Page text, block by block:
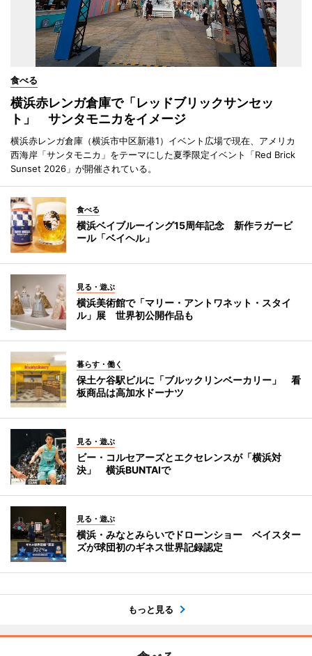
食べる
横浜赤レンガ倉庫で「レッドブリックサンセッ
ト」 サンタモニカをイメージ
横浜赤レンガ倉庫（横浜市中区新港1）イベント広場で現在、アメリカ
西海岸「サンタモニカ」をテーマにした夏季限定イベント「Red Brick
Sunset 2026」が開催されている。
食べる
横浜ベイブルーイング15周年記念 新作ラガービ
ール「ベイヘル」
見る・遊ぶ
横浜美術館で「マリー・アントワネット・スタイ
ル」展 世界初公開作品も
暮らす・働く
保土ケ谷駅ビルに「ブルックリンベーカリー」 看
板商品は高加水ドーナツ
見る・遊ぶ
ビー・コルセアーズとエクセレンスが「横浜対
決」 横浜BUNTAIで
見る・遊ぶ
横浜・みなとみらいでドローンショー ベイスター
ズが球団初のギネス世界記録認定
もっと見る